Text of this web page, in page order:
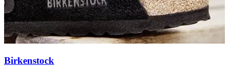
Birkenstock